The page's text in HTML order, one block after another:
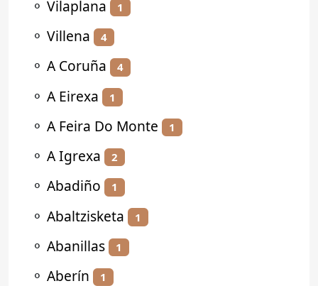
⚬ Vilaplana 1
⚬ Villena 4
⚬ A Coruña 4
⚬ A Eirexa 1
⚬ A Feira Do Monte 1
⚬ A Igrexa 2
⚬ Abadiño 1
⚬ Abaltzisketa 1
⚬ Abanillas 1
⚬ Aberín 1